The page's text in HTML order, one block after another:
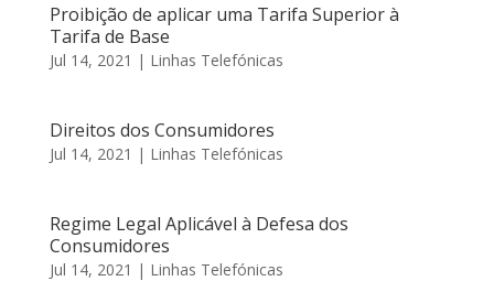
Proibição de aplicar uma Tarifa Superior à
Tarifa de Base
Jul 14, 2021 | Linhas Telefónicas
Direitos dos Consumidores
Jul 14, 2021 | Linhas Telefónicas
Regime Legal Aplicável à Defesa dos
Consumidores
Jul 14, 2021 | Linhas Telefónicas